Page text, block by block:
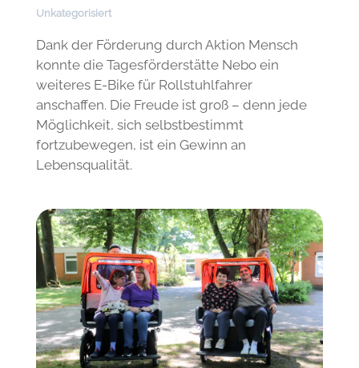
Unkategorisiert
Dank der Förderung durch Aktion Mensch
konnte die Tagesförderstätte Nebo ein
weiteres E-Bike für Rollstuhlfahrer
anschaffen. Die Freude ist groß – denn jede
Möglichkeit, sich selbstbestimmt
fortzubewegen, ist ein Gewinn an
Lebensqualität.